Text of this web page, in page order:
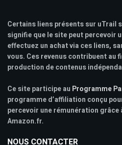
Certains liens présents sur uTrail
signifie que le site peut percevoir
effectuez un achat via ces liens,
vous. Ces revenus contribuent au
production de contenus
Ce site participe au Programme
programme d’affiliation conçu
percevoir une rémunération
Amazon.fr.
NOUS CONTACTER